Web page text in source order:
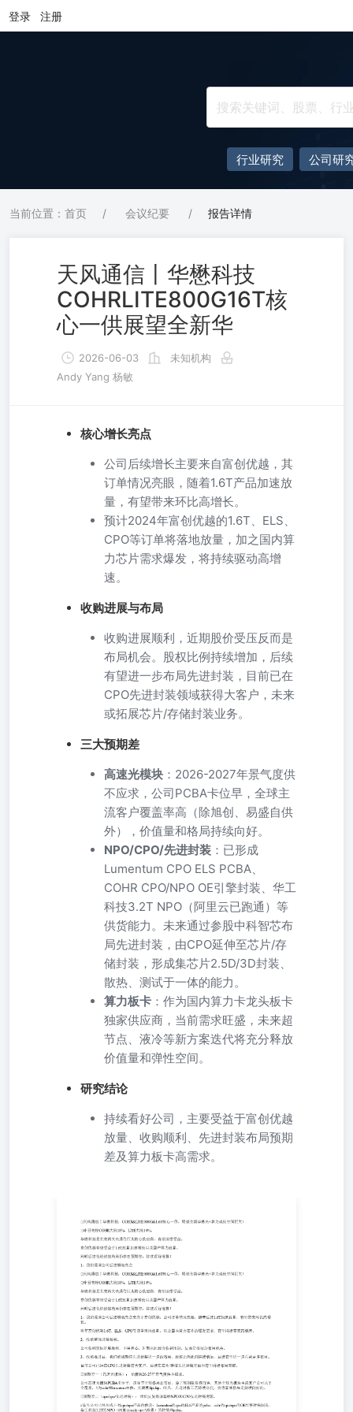
登录 注册
行业研究 公司研
当前位置：首页 / 会议纪要 / 报告详情
天风通信丨华懋科技
COHRLITE800G16T核
心一供展望全新华
2026-06-03
未知机构
Andy Yang 杨敏
核心增长亮点
公司后续增长主要来自富创优越，其
订单情况亮眼，随着1.6T产品加速放
量，有望带来环比高增长。
预计2024年富创优越的1.6T、ELS、
CPO等订单将落地放量，加之国内算
力芯片需求爆发，将持续驱动高增
速。
收购进展与布局
收购进展顺利，近期股价受压反而是
布局机会。股权比例持续增加，后续
有望进一步布局先进封装，目前已在
CPO先进封装领域获得大客户，未来
或拓展芯片/存储封装业务。
三大预期差
高速光模块 ：2026-2027年景气度供
不应求，公司PCBA卡位早，全球主
流客户覆盖率高（除旭创、易盛自供
外），价值量和格局持续向好。
NPO/CPO/先进封装 ：已形成
Lumentum CPO ELS PCBA、
COHR CPO/NPO OE引擎封装、华工
科技3.2T NPO（阿里云已跑通）等
供货能力。未来通过参股中科智芯布
局先进封装，由CPO延伸至芯片/存
储封装，形成集芯片2.5D/3D封装、
散热、测试于一体的能力。
算力板卡 ：作为国内算力卡龙头板卡
独家供应商，当前需求旺盛，未来超
节点、液冷等新方案迭代将充分释放
价值量和弹性空间。
研究结论
持续看好公司，主要受益于富创优越
放量、收购顺利、先进封装布局预期
差及算力板卡高需求。
COHR&LITE 800G&1.6T核心一供，展望全新华懋光+算力
成长空间巨大！昨日美股COHR大涨18%，LITE大涨14%。
华懋科技是北美两大光通信巨头核心供应商，有望深度受
益。富创优越有望受益于1.6T放量加速增长以及国产算力放
量。同时后续先进封装布局仍存在预期差，持续看好推荐！
1、我们强调公司后续增长亮点来自于富创优越，公司订单
情况亮眼，随着后续1.6T加速放量，有望带来环比高增长。
明年富创优越1.6T、ELS、CPO等订单落地放量，以及国内
算力芯片的爆发需求，有望持续带来高增速。2、收购整体
进展顺利。公司收购实际进展顺利，不用担心，近期因此股
价收到压制，反而是很好的布局机会。3、收购推进后，我
们积极期待先进封装进一步的布局，股权比例此前持续增